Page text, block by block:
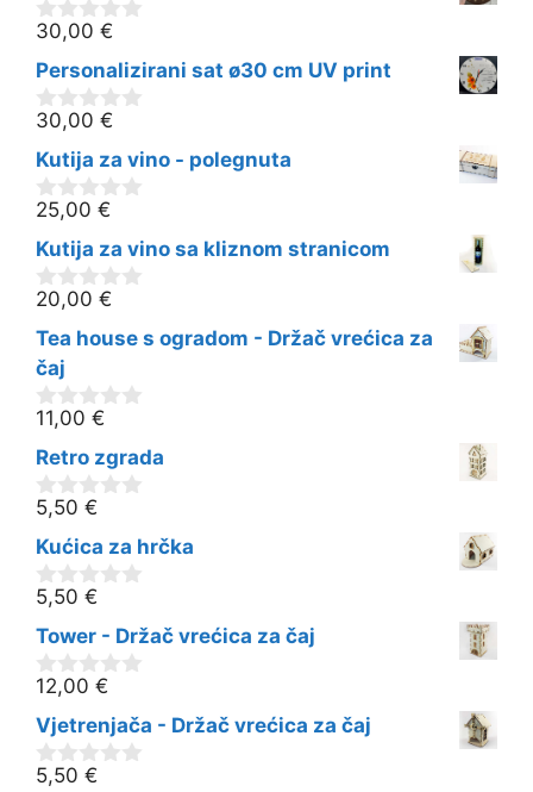
5
0
d
5
30,00 €
Personalizirani sat ø30 cm UV print
0
d
5
30,00 €
Kutija za vino - polegnuta
0
d
5
25,00 €
Kutija za vino sa kliznom stranicom
0
d
5
20,00 €
Tea house s ogradom - Držač vrećica za
čaj
0
d
5
11,00 €
Retro zgrada
0
d
5
5,50 €
Kućica za hrčka
0
d
5
5,50 €
Tower - Držač vrećica za čaj
0
d
5
12,00 €
Vjetrenjača - Držač vrećica za čaj
0
5,50 €